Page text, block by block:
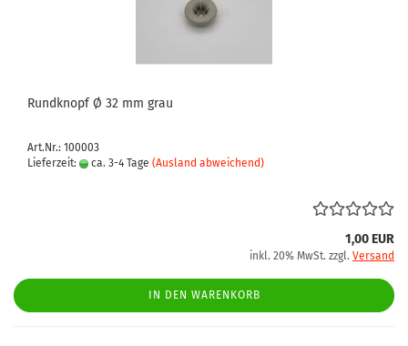
Rundknopf Ø 32 mm grau
Art.Nr.: 100003
Lieferzeit:
ca. 3-4 Tage (Ausland abweichend)
1,00 EUR
inkl. 20% MwSt. zzgl. Versand
IN DEN WARENKORB